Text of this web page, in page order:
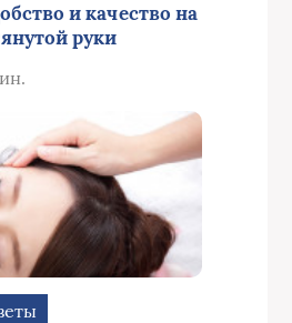
и качество на
руки